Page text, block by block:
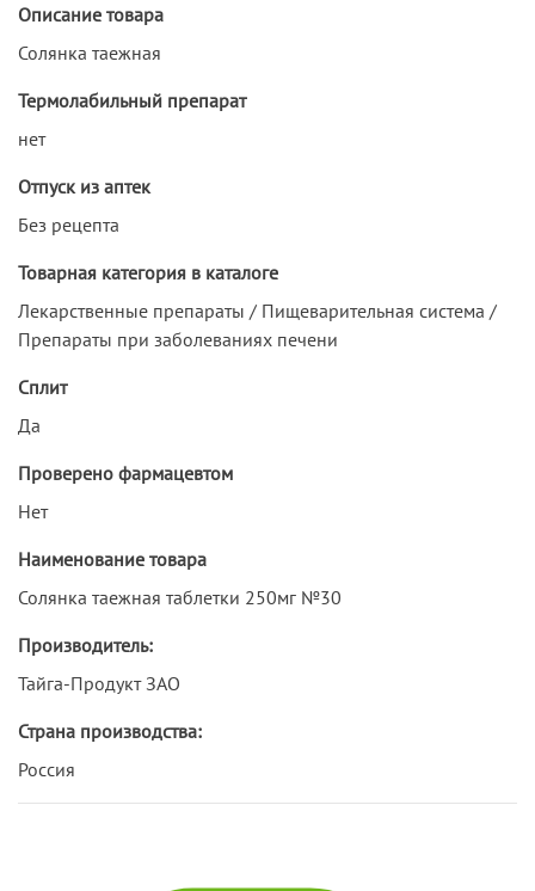
Описание товара
Солянка таежная
Термолабильный препарат
нет
Отпуск из аптек
Без рецепта
Товарная категория в каталоге
Лекарственные препараты / Пищеварительная система /
Препараты при заболеваниях печени
Сплит
Да
Проверено фармацевтом
Нет
Наименование товара
Солянка таежная таблетки 250мг №30
Производитель:
Тайга-Продукт ЗАО
Страна производства:
Россия